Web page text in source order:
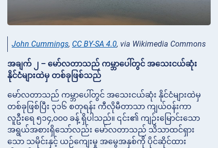
John Cummings, CC BY-SA 4.0, via Wikimedia Commons
အချက် ၂ – မော်လတာသည် ကမ္ဘာပေါ်တွင် အသေးငယ်ဆုံး
နိုင်ငံများထဲမှ တစ်ခုဖြစ်သည်
မော်လတာသည် ကမ္ဘာပေါ်တွင် အသေးငယ်ဆုံး နိုင်ငံများထဲမှ
တစ်ခုဖြစ်ပြီး ၃၁၆ စတုရန်း ကီလိုမီတာသာ ကျယ်ဝန်းကာ
လူဦးရေ ၅၁၄,၀၀၀ ခန့် ရှိပါသည်။ ၎င်း၏ ကျဉ်းမြောင်းသော
အရွယ်အစားရှိသော်လည်း မော်လတာသည် သိသာထင်ရှား
သော သမိုင်းနှင့် ယဉ်ကျေးမှု အမွေအနှစ်ကို ပိုင်ဆိုင်ထား